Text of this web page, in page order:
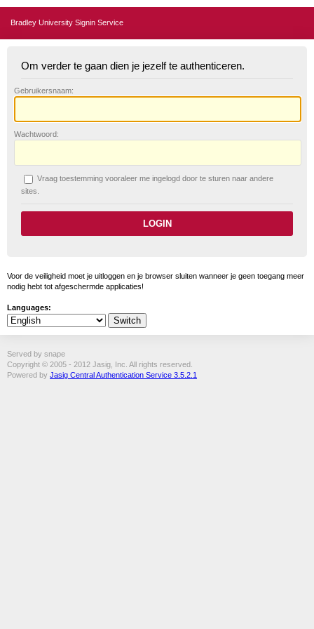
Bradley University Signin Service
Om verder te gaan dien je jezelf te authenticeren.
Gebruikersnaam:
Wachtwoord:
Vraag toestemming vooraleer me ingelogd door te sturen naar andere
sites.
Voor de veiligheid moet je uitloggen en je browser sluiten wanneer je geen toegang meer
nodig hebt tot afgeschermde applicaties!
Languages:
Served by snape
Copyright © 2005 - 2012 Jasig, Inc. All rights reserved.
Powered by Jasig Central Authentication Service 3.5.2.1